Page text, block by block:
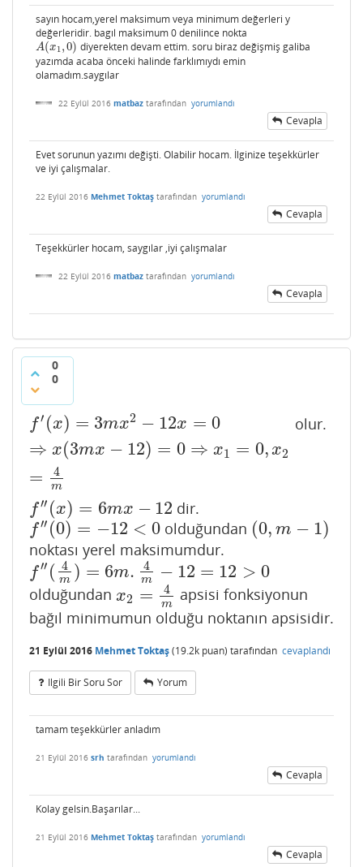
sayın hocam,yerel maksimum veya minimum değerleri y
değerleridir. bagıl maksimum 0 denilince nokta
A(x1 ,0)
A(x1,0)
diyerekten devam ettim. soru biraz değişmiş galiba
yazımda acaba önceki halinde farklımıydı emin
olamadım.saygılar
22 Eylül 2016 matbaz tarafından yorumlandı
Cevapla
Evet sorunun yazımı değişti. Olabilir hocam. İlginize teşekkürler
ve iyi çalışmalar.
22 Eylül 2016 Mehmet Toktaş tarafından yorumlandı
Cevapla
Teşekkürler hocam, saygılar ,iyi çalışmalar
22 Eylül 2016 matbaz tarafından yorumlandı
Cevapla
0
0
f′ (x) = 3mx2 − 12x = 0
⇒ x(3mx − 12) = 0 ⇒ x1 = 0, x2
= 4
m
f′(x)=3 mx 2−12x= 0⇒ x(3m x− 12 x2=4m
olur.
f′′ (x) = 6mx − 12
f″(x)=6mx −12 dir.
f′′ (0) = −12 < 0
f″(0)=− 12< 0 olduğundan (0, m − 1)
(0,m−1 )
noktası yerel maksimumdur.
f′′ ( 4
m ) = 6m. 4
m − 12 = 12 > 0
f″(4m)=6 m 4m− 12= 12 >0
olduğundan x2 = 4
m
x2= 4m
apsisi fonksiyonun
bağıl minimumun olduğu noktanın apsisidir.
21 Eylül 2016 Mehmet Toktaş(19.2k puan) tarafından cevaplandı
Ilgili Bir Soru Sor Yorum
tamam teşekkürler anladım
21 Eylül 2016 srh tarafından yorumlandı
Cevapla
Kolay gelsin.Başarılar...
21 Eylül 2016 Mehmet Toktaş tarafından yorumlandı
Cevapla